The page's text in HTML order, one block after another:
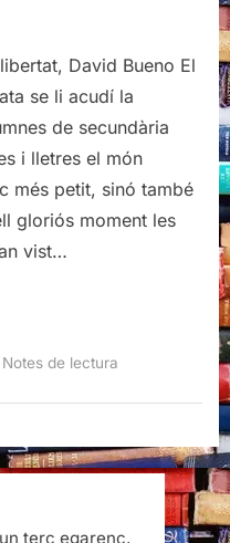
David Bueno El
se li acudí la
de secundària
i lletres el món
més petit, sinó també
gloriós moment les
vist…
Notes de lectura
terç egarenc,